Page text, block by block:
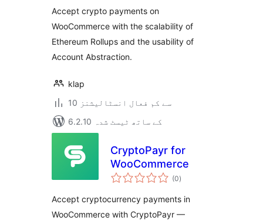
cheap
Accept crypto payments on
WooCommerce with the scalability of
Ethereum Rollups and the usability of
Account Abstraction.
klap
10 سے کم فعال انسٹالیشنز
6.2.10 کے ساتھ ٹیسٹ شدہ
CryptoPayr for
WooCommerce
(0مجموعی
درجہ
)
Accept cryptocurrency payments in
WooCommerce with CryptoPayr —